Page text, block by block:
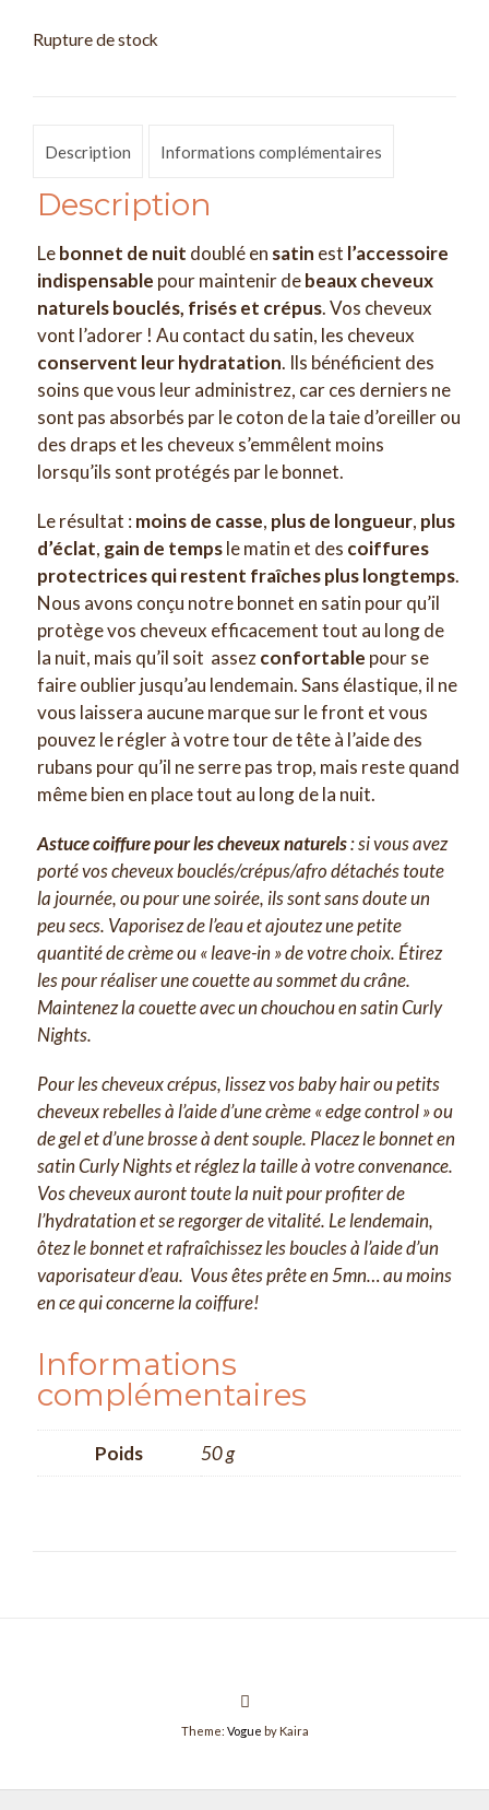
Rupture de stock
Description Informations complémentaires
Description
Lebonnet de nuit doublé en satin est l’accessoire
indispensable pour maintenir debeaux cheveux
naturels bouclés, frisés et crépus. Vos cheveux
vont l’adorer ! Au contact du satin, les cheveux
conservent leur hydratation. Ils bénéficient des
soins que vous leur administrez, car ces derniers ne
sont pas absorbés par le coton de la taie d’oreiller ou
des draps et les cheveux s’emmêlent moins
lorsqu’ils sont protégés par le bonnet.
Le résultat : moins de casse, plus de longueur, plus
d’éclat, gain de tempsle matin et des coiffures
protectrices qui restent fraîches plus longtemps.
Nous avons conçu notre bonnet en satin pour qu’il
protège vos cheveux efficacement tout au long de
la nuit, mais qu’il soit assezconfortable pour se
faire oublier jusqu’au lendemain. Sans élastique, il ne
vous laissera aucune marque sur le front et vous
pouvez le régler à votre tour de tête à l’aide des
rubans pour qu’il ne serre pas trop, mais reste quand
même bien en place tout au long de la nuit.
Astuce coiffure pour les cheveux naturels: si vous avez
porté vos cheveux bouclés/crépus/afro détachés toute
la journée, ou pour une soirée, ils sont sans doute un
peu secs. Vaporisez de l’eau et ajoutez une petite
quantité de crème ou « leave-in » de votre choix. Étirez
les pour réaliser une couette au sommet du crâne.
Maintenez la couette avec un chouchou en satin Curly
Nights.
Pour les cheveux crépus, lissez vos baby hair ou petits
cheveux rebelles à l’aide d’une crème « edge control » ou
de gel et d’une brosse à dent souple. Placez le bonnet en
satin Curly Nights et réglez la taille à votre convenance.
Vos cheveux auront toute la nuit pour profiter de
l’hydratation et se regorger de vitalité. Le lendemain,
ôtez le bonnet et rafraîchissez les boucles à l’aide d’un
vaporisateur d’eau. Vous êtes prête en 5mn… au moins
en ce qui concerne la coiffure!
Informations
complémentaires
Poids 50 g
Theme: Vogue by Kaira